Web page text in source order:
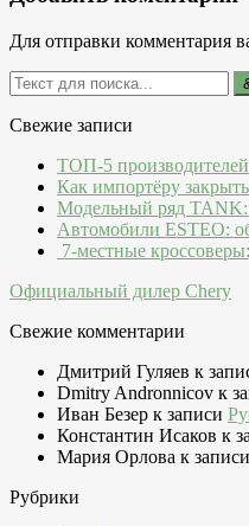
Для отправки комментария
Свежие записи
ТОП-5
Как импортёру
Модельный ряд TANK:
Автомобили ESTEO:
7-местные
Официальный дилер Chery
Свежие комментарии
Дмитрий Гуляев к
Dmitry Andronnicov к
Иван Безер к записи
Константин Исаков к
Мария Орлова к записи
Рубрики